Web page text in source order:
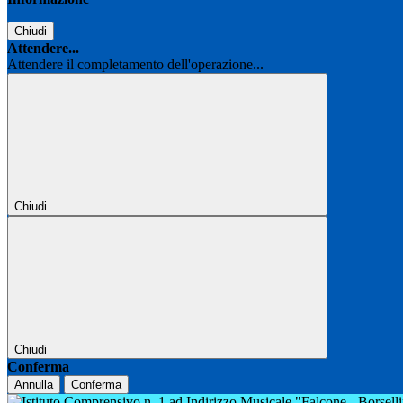
Chiudi
Attendere...
Attendere il completamento dell'operazione...
Chiudi
Chiudi
Conferma
Annulla Conferma